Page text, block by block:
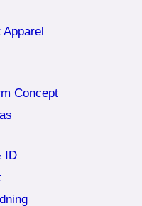
Apparel
Concept
ID